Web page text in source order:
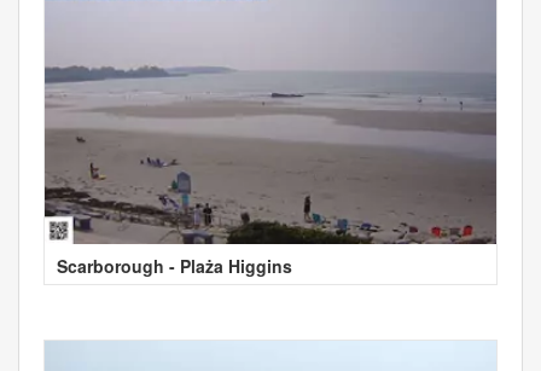
Scarborough - Plaża Higgins